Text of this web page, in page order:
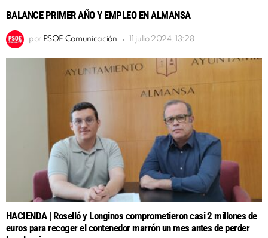
BALANCE PRIMER AÑO Y EMPLEO EN ALMANSA
por PSOE Comunicación 11 julio 2024, 13:28
HACIENDA | Roselló y Longinos comprometieron casi 2 millones de
euros para recoger el contenedor marrón un mes antes de perder